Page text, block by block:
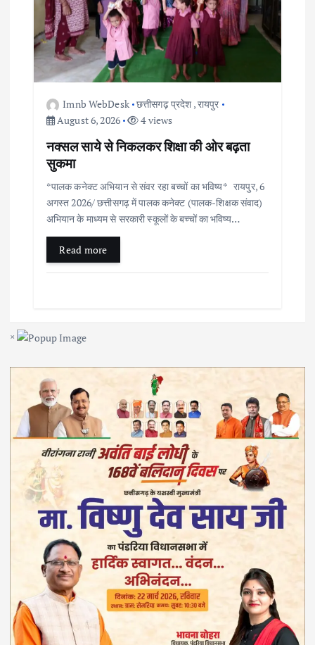
Imnb WebDesk छत्तीसगढ़ प्रदेश ,रायपुर
August 6, 2026
4 views
नक्सल साये से निकलकर शिक्षा की ओर बढ़ता
सुकमा
*पालक कनेक्ट अभियान से संवर रहा बच्चों का भविष्य* रायपुर, 6
अगस्त 2026/ छत्तीसगढ़ में पालक कनेक्ट (पालक-शिक्षक संवाद)
अभियान के माध्यम से सरकारी स्कूलों के बच्चों का भविष्य…
Read more
×